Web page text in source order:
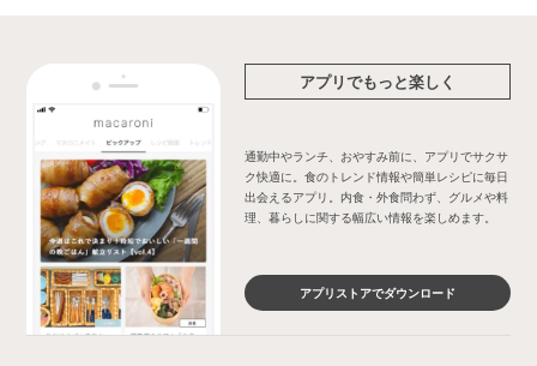
アプリでもっと楽しく
通勤中やランチ、おやすみ前に、アプリでサクサ
ク快適に。食のトレンド情報や簡単レシピに毎日
出会えるアプリ。内食・外食問わず、グルメや料
理、暮らしに関する幅広い情報を楽しめます。
アプリストアでダウンロード